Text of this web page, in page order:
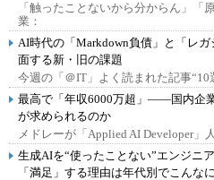
「触ったことないから分からん」「
業：
AI時代の「Markdown負債」と「レ
面する新・旧の課題
今週の「＠IT」よく読まれた記事“10
最高で「年収6000万超」――国内企
が求められるのか
メドレーが「Applied AI Developer」
生成AIを“使ったことない”エンジニ
「満足」する理由は年代別でこんな